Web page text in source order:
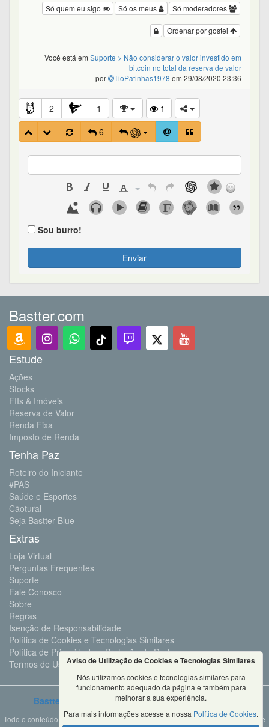
Só moderadores
Só os meus
Só quem eu sigo
Ordenar por gostei
Você está em Suporte > Não considerar o valor investido em
bitcoin no total da reserva de valor
por
TioPatinhas1978 em 29/08/2020 23:36
2 1
1
6
Sou burro!
Enviar
Bastter.com
Estude
Ações
Stocks
FIIs & Imóveis
Reserva de Valor
Renda Fixa
Imposto de Renda
Tenha Paz
Roteiro do Iniciante
#PAS
Saúde e Esportes
Cãotural
Seja Bastter Blue
Extras
Loja Virtual
Perguntas Frequentes
Suporte
Fale Conosco
Sobre
Regras
Isenção de Responsabilidade
Política de Cookies e Tecnologias Similares
Política de Privacidade e Proteção de Dados
Termos de Uso
Bastter.com 2001 ©Todos os Direitos Reservados
Todo o conteúdo deste site é propriedade da Bastter.com, sendo expressamente
Aviso de Utilização de Cookies e Tecnologias Similares
Nós utilizamos cookies e tecnologias similares para
funcionamento adequado da página e também para
melhorar a sua experiência.
Para mais informações acesse a nossa Política de Cookies.